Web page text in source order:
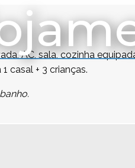
AC, sala, cozinha
casal + 3 crianças.